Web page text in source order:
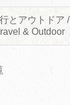
とアウトドア /
& Outdoor